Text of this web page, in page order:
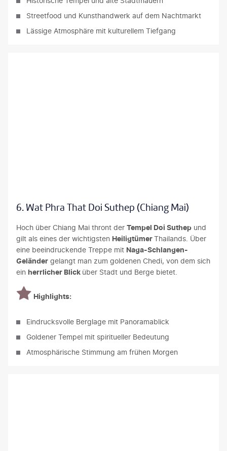
Streetfood und Kunsthandwerk auf dem Nachtmarkt
Lässige Atmosphäre mit kulturellem Tiefgang
6. Wat Phra That Doi Suthep (Chiang Mai)
Hoch über Chiang Mai thront der Tempel Doi Suthep und
gilt als eines der wichtigsten HeiligtümerThailands. Über
eine beeindruckende Treppe mit Naga-Schlangen-
Geländer gelangt man zum goldenen Chedi, von dem sich
ein herrlicher Blick über Stadt und Berge bietet.
Highlights:
Eindrucksvolle Berglage mit Panoramablick
Goldener Tempel mit spiritueller Bedeutung
Atmosphärische Stimmung am frühen Morgen